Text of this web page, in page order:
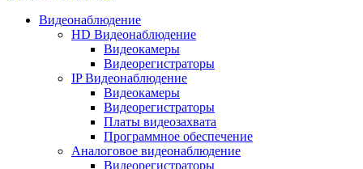
Видеонаблюдение
HD Видеонаблюдение
Видеокамеры
Видеорегистраторы
IP Видеонаблюдение
Видеокамеры
Видеорегистраторы
Платы видеозахвата
Программное обеспечение
Аналоговое видеонаблюдение
Видеорегистраторы